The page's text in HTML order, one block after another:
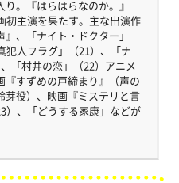
り。『はらはらなのか。』
初主演を果たす。主な出演作
』、「ナイト・ドクター」
犯人フラグ」（21）、「ナ
「村井の恋」（22）アニメ
『すずめの戸締まり』（声の
芽役）、映画『ミステリと言
）、「どうする家康」などが